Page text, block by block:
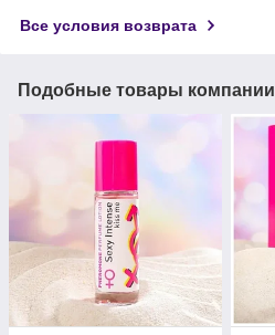
Все условия возврата
Подобные товары компании